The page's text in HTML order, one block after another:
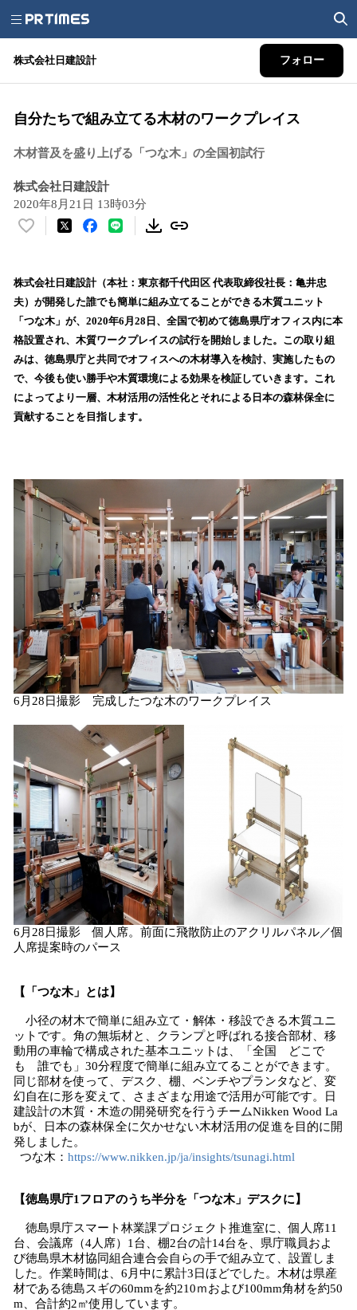
株式会社日建設計 フォロー
自分たちで組み立てる木材のワークプレイス
木材普及を盛り上げる「つな木」の全国初試行
株式会社日建設計
2020年8月21日 13時03分
い
！
数
を
読
込
み
中
で
株式会社日建設計（本社：東京都千代田区 代表取締役社長：亀井忠
夫）が開発した誰でも簡単に組み立てることができる木質ユニット
「つな木」が、2020年6月28日、全国で初めて徳島県庁オフィス内に本
格設置され、木質ワークプレイスの試行を開始しました。この取り組
みは、徳島県庁と共同でオフィスへの木材導入を検討、実施したもの
で、今後も使い勝手や木質環境による効果を検証していきます。これ
によってより一層、木材活用の活性化とそれによる日本の森林保全に
貢献することを目指します。
6月28日撮影 完成したつな木のワークプレイス
6月28日撮影 個人席。前面に飛散防止のアクリルパネル／個
人席提案時のパース
【「つな木」とは】
小径の材木で簡単に組み立て・解体・移設できる木質ユニ
ットです。角の無垢材と、クランプと呼ばれる接合部材、移
動用の車輪で構成された基本ユニットは、「全国 どこで
も 誰でも」30分程度で簡単に組み立てることができます。
同じ部材を使って、デスク、棚、ベンチやプランタなど、変
幻自在に形を変えて、さまざまな用途で活用が可能です。日
建設計の木質・木造の開発研究を行うチームNikken Wood La
bが、日本の森林保全に欠かせない木材活用の促進を目的に開
発しました。
つな木： https://www.nikken.jp/ja/insights/tsunagi.html
【徳島県庁1フロアのうち半分を「つな木」デスクに】
徳島県庁スマート林業課プロジェクト推進室に、個人席11
台、会議席（4人席）1台、棚2台の計14台を、県庁職員およ
び徳島県木材協同組合連合会自らの手で組み立て、設置しま
した。作業時間は、6月中に累計3日ほどでした。木材は県産
材である徳島スギの60mmを約210ｍおよび100mm角材を約50
m、合計約2㎥使用しています。